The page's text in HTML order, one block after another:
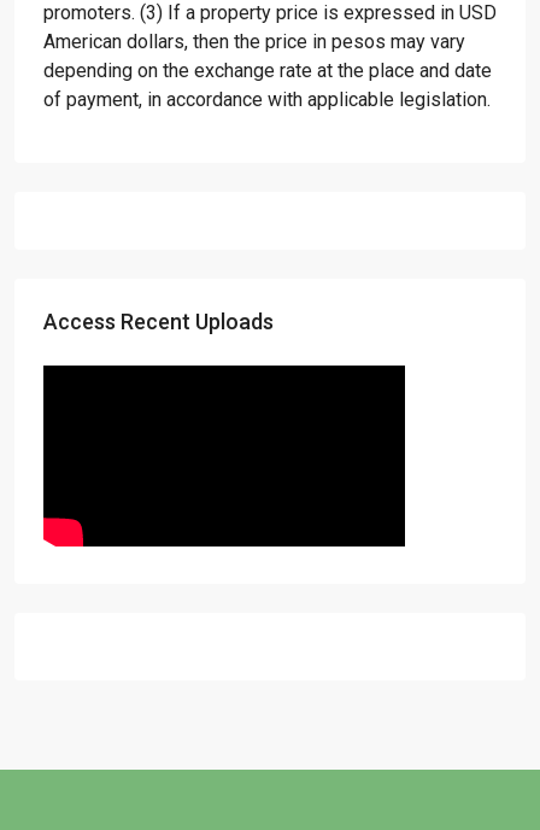
promoters. (3) If a property price is expressed in USD
American dollars, then the price in pesos may vary
depending on the exchange rate at the place and date
of payment, in accordance with applicable legislation.
Access Recent Uploads